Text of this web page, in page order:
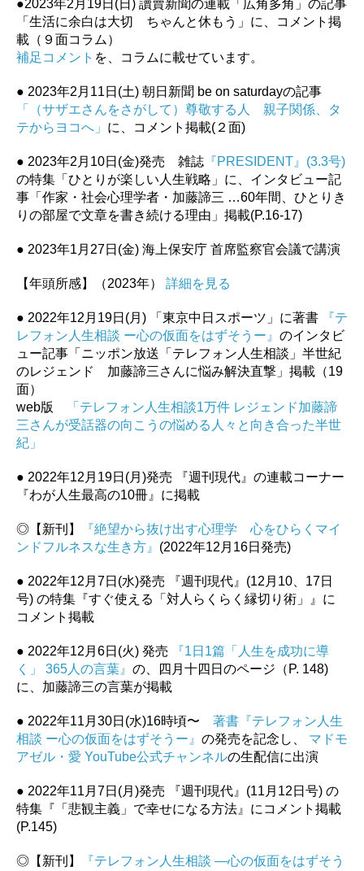
●2023年2月19日(日) 讀賣新聞の連載「広角多角」の記事
「生活に余白は大切 ちゃんと休もう」に、コメント掲
載（９面コラム）
補足コメント を、コラムに載せています。
● 2023年2月11日(土) 朝日新聞 be on saturdayの記事
「（サザエさんをさがして）尊敬する人 親子関係、タ
テからヨコへ」 に、コメント掲載(２面)
● 2023年2月10日(金)発売 雑誌 『PRESIDENT』(3.3号)
の特集「ひとりが楽しい人生戦略」に、インタビュー記
事「作家・社会心理学者・加藤諦三 …60年間、ひとりき
りの部屋で文章を書き続ける理由」掲載(P.16-17)
● 2023年1月27日(金) 海上保安庁 首席監察官会議で講演
【年頭所感】（2023年） 詳細を見る
● 2022年12月19日(月) 「東京中日スポーツ」に著書
『テ
レフォン人生相談 ー心の仮面をはずそうー』 のインタビ
ュー記事「ニッポン放送「テレフォン人生相談」半世紀
のレジェンド 加藤諦三さんに悩み解決直撃」掲載（19
面）
web版
「テレフォン人生相談1万件 レジェンド加藤諦
三さんが受話器の向こうの悩める人々と向き合った半世
紀」
● 2022年12月19日(月)発売 『週刊現代』の連載コーナー
『わが人生最高の10冊』に掲載
◎【新刊】
『絶望から抜け出す心理学 心をひらくマイ
ンドフルネスな生き方』 (2022年12月16日発売)
● 2022年12月7日(水)発売 『週刊現代』(12月10、17日
号) の特集『すぐ使える「対人らくらく縁切り術」』に
コメント掲載
● 2022年12月6日(火) 発売
『1日1篇「人生を成功に導
く」 365人の言葉』 の、四月十四日のページ（P. 148)
に、加藤諦三の言葉が掲載
● 2022年11月30日(水)16時頃〜 著書『テレフォン人生
相談 ー心の仮面をはずそうー』 の発売を記念し、
マドモ
アゼル・愛 YouTube公式チャンネルの生配信に出演
● 2022年11月7日(月)発売 『週刊現代』(11月12日号) の
特集『「悲観主義」で幸せになる方法』にコメント掲載
(P.145)
◎【新刊】
『テレフォン人生相談 ―心の仮面をはずそう